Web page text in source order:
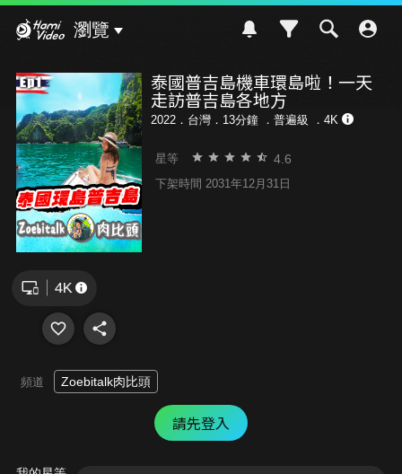
瀏覽
泰國普吉島機車環島啦！一天
走訪普吉島各地方
2022．台灣．13分鐘 ． 普遍級 ．4K
星等 4.6
下架時間 2031年12月31日
頻道 Zoebitalk肉比頭
請先登入